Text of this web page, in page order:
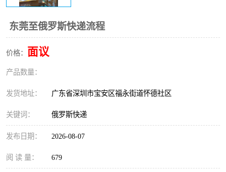
东莞至俄罗斯快递流程
价格： 面议
产品数量：
发货地址： 广东省深圳市宝安区福永街道怀德社区
关键词： 俄罗斯快递
发布日期： 2026-08-07
阅 读 量： 679